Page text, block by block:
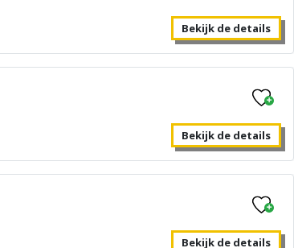
Bekijk de details
Bekijk de details
Bekijk de details